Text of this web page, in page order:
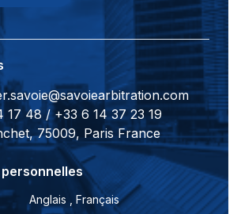
17 48 / +33 6 14 37 23 19
75009, Paris France
Anglais , Français